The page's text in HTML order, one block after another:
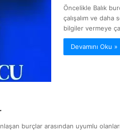
Öncelikle Balık
çalışalım ve daha
bilgiler vermeye
Devamını Oku »
burçlar arasından uyumlu